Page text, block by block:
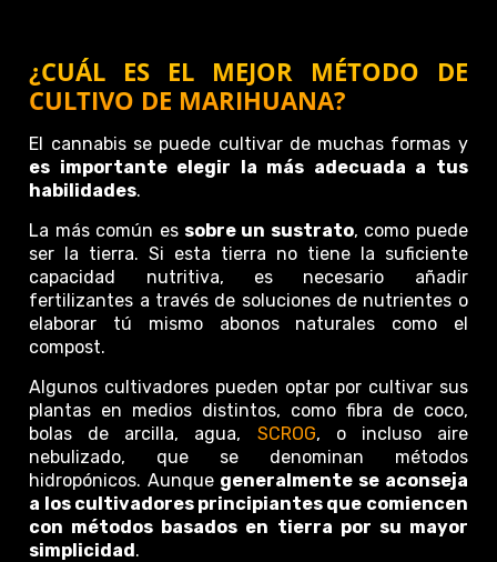
¿CUÁL ES EL MEJOR MÉTODO DE
CULTIVO DE MARIHUANA?
El cannabis se puede cultivar de muchas formas y
es importante elegir la más adecuada a tus
habilidades.
La más común essobre un sustrato, como puede
ser la tierra. Si esta tierra no tiene la suficiente
capacidad nutritiva, es necesario añadir
fertilizantes a través de soluciones de nutrientes o
elaborar tú mismo abonos naturales como el
compost.
Algunos cultivadores pueden optar por cultivar sus
plantas en medios distintos, como fibra de coco,
bolas de arcilla, agua, SCROG, o incluso aire
nebulizado, que se denominan métodos
hidropónicos. Aunque generalmente se aconseja
a los cultivadores principiantes que comiencen
con métodos basados en tierra por su mayor
simplicidad.